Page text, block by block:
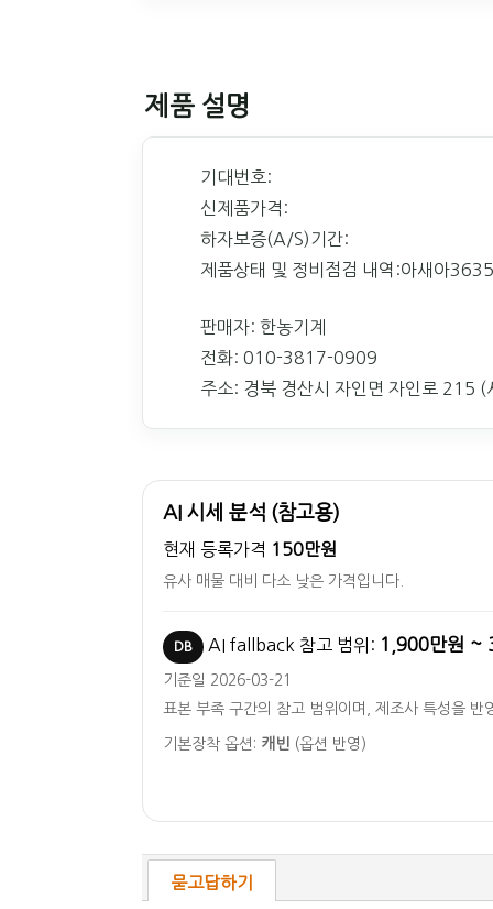
제품 설명
기대번호:
신제품가격:
하자보증(A/S)기간:
제품상태 및 정비점검 내역:아새아
판매자: 한농기계
전화: 010-3817-0909
주소: 경북 경산시 자인면 자인로 215
AI 시세 분석 (참고용)
현재 등록가격 150만원
유사 매물 대비 다소 낮은 가격입니다.
DB AI fallback 참고 범위: 1,900만원 ~
기준일 2026-03-21
표본 부족 구간의 참고 범위이며, 제조사 특성을 반
기본장착 옵션: 캐빈 (옵션 반영)
묻고답하기